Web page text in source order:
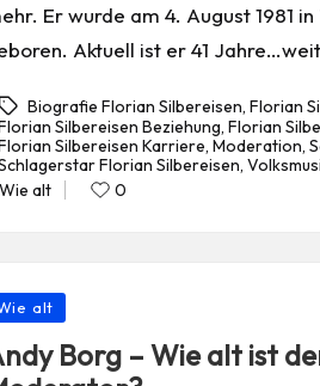
Er wurde am 4. August 1981
Aktuell ist er 41
Biografie Florian Silbereisen,Florian
Silbereisen Beziehung, Florian
Silbereisen Karriere, Moderation,
Florian Silbereisen,
Posted
Wie alt 0
alt
Borg – Wie alt ist